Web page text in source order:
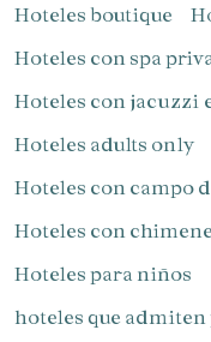
Hoteles boutique
Hoteles con spa
Hoteles con jacuzzi
Hoteles adults only
Hoteles con campo
Hoteles con
Hoteles para niños​
hoteles que